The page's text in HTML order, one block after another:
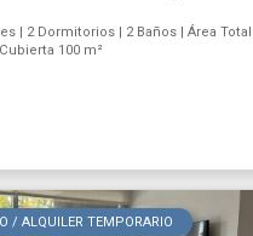
| 2 Dormitorios | 2 Baños | Área Total
100 m²
/ ALQUILER TEMPORARIO